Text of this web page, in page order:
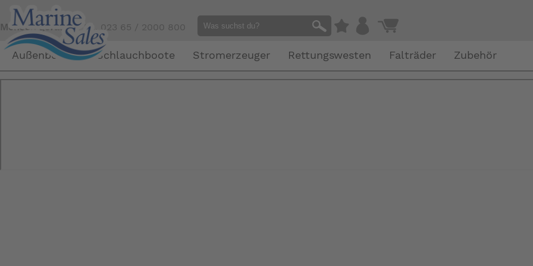
Mensch gefällig?Tel. 023 65 / 2000 800
Außenborder Schlauchboote Stromerzeuger Rettungswesten Falträder Zubehör